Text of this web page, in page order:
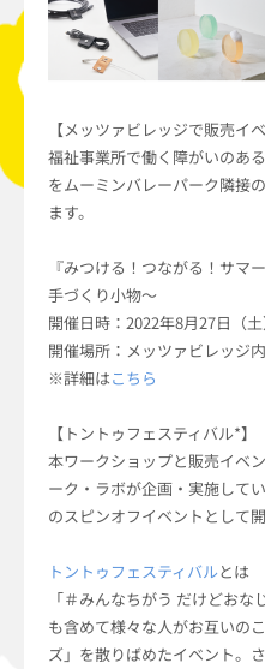
【メッツァビレッジで販売イ
福祉事業所で働く障がいのあ
をムーミンバレーパーク隣接
ます。
『みつける！つながる！サマ
手づくり小物～
開催日時：2022年8月27日（
開催場所：メッツァビレッジ
※詳細はこちら
【トントゥフェスティバル*】
本ワークショップと販売イベ
ーク・ラボが企画・実施して
のスピンオフイベントとして開
トントゥフェスティバルとは
「＃みんなちがう だけどお
も含めて様々な人がお互いの
ズ」を散りばめたイベント。